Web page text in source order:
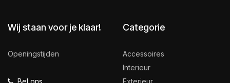
Wij staan voor je klaar!
Openingstijden
Categorie
Accessoires
Interieur